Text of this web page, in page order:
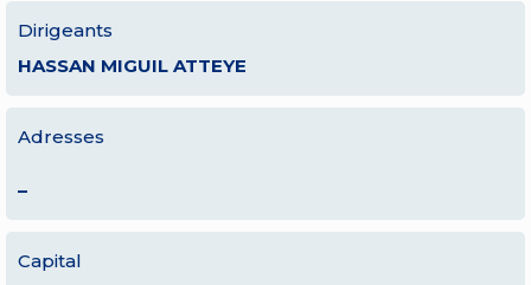
Dirigeants
HASSAN MIGUIL ATTEYE
Adresses
–
Capital